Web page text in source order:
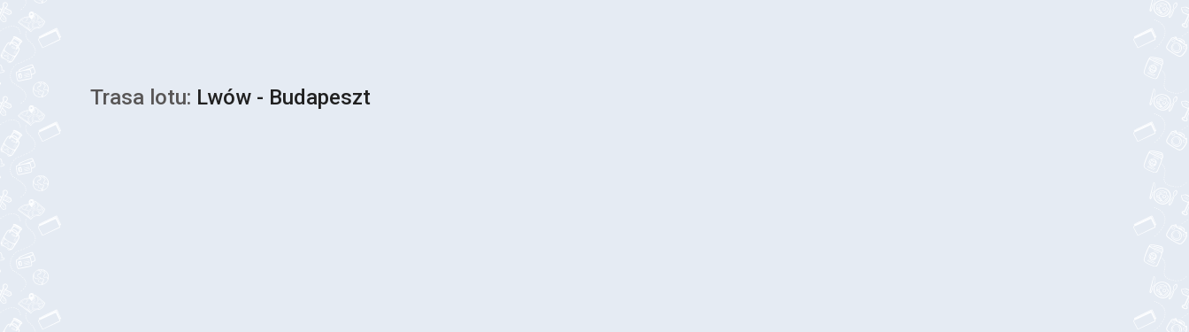
Trasa lotu: Lwów - Budapeszt